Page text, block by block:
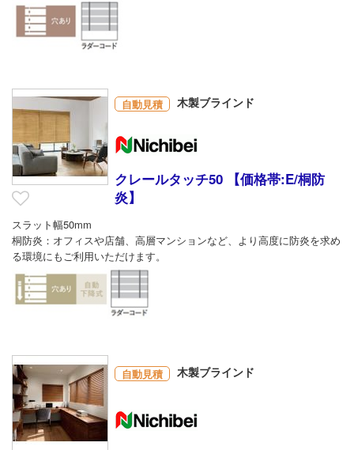
自動見積 木製ブラインド
クレールタッチ50 【価格帯:E/桐防
炎】
スラット幅50mm
桐防炎：オフィスや店舗、高層マンションなど、より高度に防炎を求め
る環境にもご利用いただけます。
自動見積 木製ブラインド